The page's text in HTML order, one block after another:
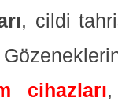
, cildi
cihazları